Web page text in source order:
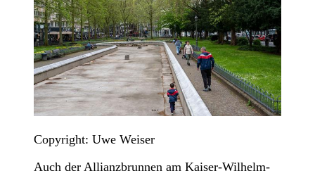
Copyright: Uwe Weiser
Auch der Allianzbrunnen am Kaiser-Wilhelm-